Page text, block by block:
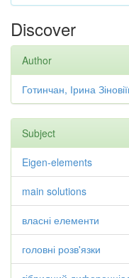
Discover
Author
Готинчан, Ірина
Subject
Eigen-elements
main solutions
власні елементи
головні розв'язки